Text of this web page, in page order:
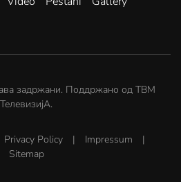
задржани. Поддржано од ТВМ
ТелевизијА.
Privacy Policy | Impressum |
Sitemap